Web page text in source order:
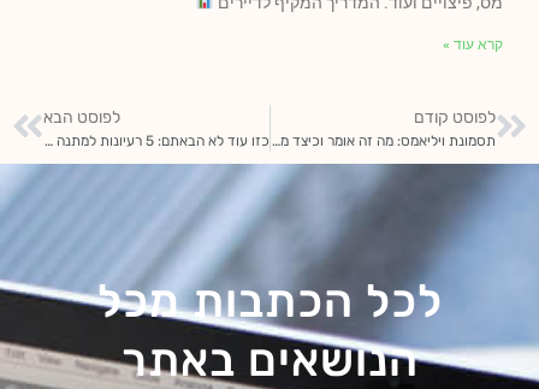
קרא עוד »
לפוסט קודם
תסמונת ויליאמס: מה זה אומר וכיצד מתמודדים?
לפוסט הבא
כזו עוד לא הבאתם: 5 רעיונות למתנה לבן 7 שלא חשבתם עליהם
לכל הכתבות מכל
הנושאים באתר